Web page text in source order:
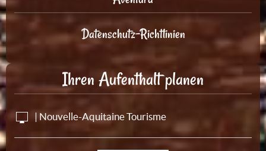
Datenschutz-Richtlinien
Ihren Aufenthalt planen
| Nouvelle-Aquitaine Tourisme